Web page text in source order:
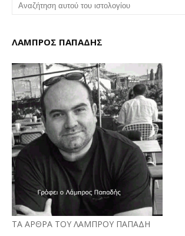
ΛΑΜΠΡΟΣ ΠΑΠΑΔΗΣ
ΤΑ ΑΡΘΡΑ ΤΟΥ ΛΑΜΠΡΟΥ ΠΑΠΑΔΗ